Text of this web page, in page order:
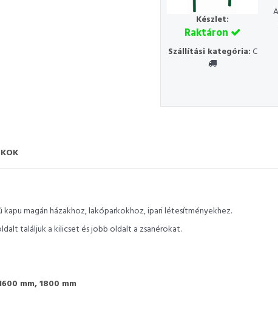
Készlet:
Raktáron
Szállítási kategória:C
magán házakhoz, lakóparkokhoz, ipari létesítményekhez.
találjuk a kilicset és jobb oldalt a zsanérokat.
mm, 1800 mm